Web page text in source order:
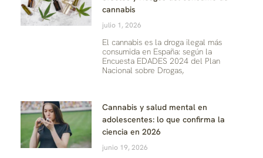
cannabis
julio 1, 2026
El cannabis es la droga ilegal más
consumida en España: según la
Encuesta EDADES 2024 del Plan
Nacional sobre Drogas,
Cannabis y salud mental en
adolescentes: lo que confirma la
ciencia en 2026
junio 19, 2026